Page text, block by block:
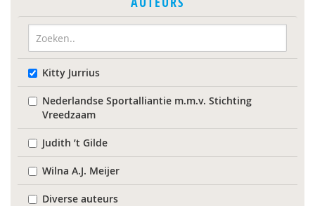
Kitty Jurrius
Nederlandse Sportalliantie m.m.v. Stichting
Vreedzaam
Judith ’t Gilde
Wilna A.J. Meijer
Diverse auteurs